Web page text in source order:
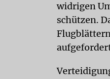
widrigen
schützen.